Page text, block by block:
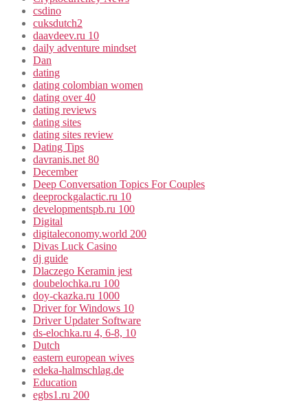
csdino
cuksdutch2
daavdeev.ru 10
daily adventure mindset
Dan
dating
dating colombian women
dating over 40
dating reviews
dating sites
dating sites review
Dating Tips
davranis.net 80
December
Deep Conversation Topics For Couples
deeprockgalactic.ru 10
developmentspb.ru 100
Digital
digitaleconomy.world 200
Divas Luck Casino
dj guide
Dlaczego Keramin jest
doubelochka.ru 100
doy-ckazka.ru 1000
Driver for Windows 10
Driver Updater Software
ds-elochka.ru 4, 6-8, 10
Dutch
eastern european wives
edeka-halmschlag.de
Education
egbs1.ru 200